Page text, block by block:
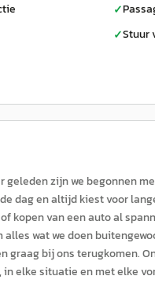
✓
✓Stuur
geleden zijn we begonnen
dag en altijd kiest voor
kopen van een auto al
alles wat we doen
graag bij ons terugkomen.
in elke situatie en met elke